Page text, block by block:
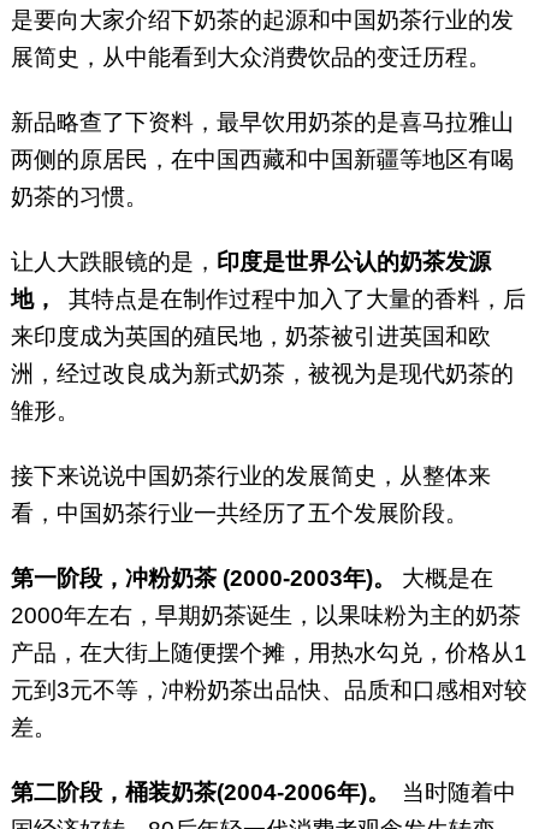
是要向大家介绍下奶茶的起源和中国奶茶行业的发
展简史，从中能看到大众消费饮品的变迁历程。
新品略查了下资料，最早饮用奶茶的是喜马拉雅山
两侧的原居民，在中国西藏和中国新疆等地区有喝
奶茶的习惯。
让人大跌眼镜的是， 印度是世界公认的奶茶发源
地， 其特点是在制作过程中加入了大量的香料，后
来印度成为英国的殖民地，奶茶被引进英国和欧
洲，经过改良成为新式奶茶，被视为是现代奶茶的
雏形。
接下来说说中国奶茶行业的发展简史，从整体来
看，中国奶茶行业一共经历了五个发展阶段。
第一阶段，冲粉奶茶 (2000-2003年)。 大概是在
2000年左右，早期奶茶诞生，以果味粉为主的奶茶
产品，在大街上随便摆个摊，用热水勾兑，价格从1
元到3元不等，冲粉奶茶出品快、品质和口感相对较
差。
第二阶段，桶装奶茶(2004-2006年)。 当时随着中